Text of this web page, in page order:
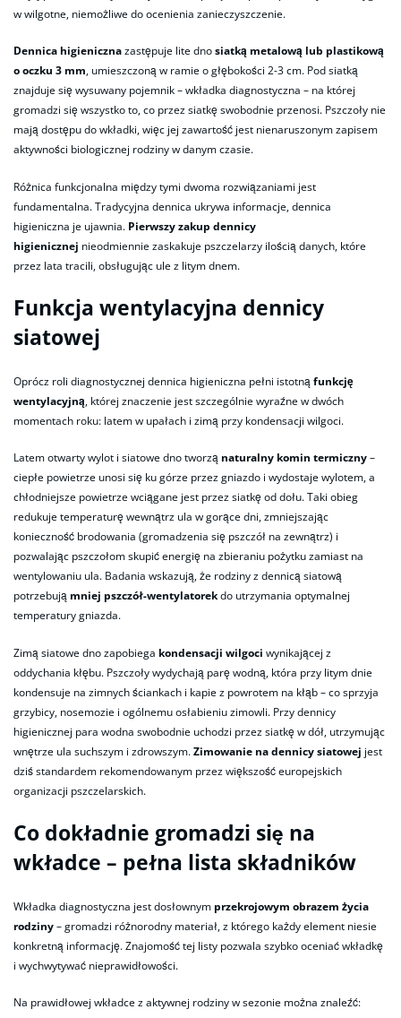
w wilgotne, niemożliwe do ocenienia zanieczyszczenie.
Dennica higienicznazastępuje lite dnosiatką metalową lub plastikową
o oczku 3 mm, umieszczoną w ramie o głębokości 2-3 cm. Pod siatką
znajduje się wysuwany pojemnik – wkładka diagnostyczna – na której
gromadzi się wszystko to, co przez siatkę swobodnie przenosi. Pszczoły nie
mają dostępu do wkładki, więc jej zawartość jest nienaruszonym zapisem
aktywności biologicznej rodziny w danym czasie.
Różnica funkcjonalna między tymi dwoma rozwiązaniami jest
fundamentalna. Tradycyjna dennica ukrywa informacje, dennica
higieniczna je ujawnia. Pierwszy zakup dennicy
higienicznej nieodmiennie zaskakuje pszczelarzy ilością danych, które
przez lata tracili, obsługując ule z litym dnem.
Funkcja wentylacyjna dennicy
siatowej
Oprócz roli diagnostycznej dennica higieniczna pełni istotnąfunkcję
wentylacyjną, której znaczenie jest szczególnie wyraźne w dwóch
momentach roku: latem w upałach i zimą przy kondensacji wilgoci.
Latem otwarty wylot i siatowe dno tworzą naturalny komin termiczny–
ciepłe powietrze unosi się ku górze przez gniazdo i wydostaje wylotem, a
chłodniejsze powietrze wciągane jest przez siatkę od dołu. Taki obieg
redukuje temperaturę wewnątrz ula w gorące dni, zmniejszając
konieczność brodowania (gromadzenia się pszczół na zewnątrz) i
pozwalając pszczołom skupić energię na zbieraniu pożytku zamiast na
wentylowaniu ula. Badania wskazują, że rodziny z dennicą siatową
potrzebują mniej pszczół-wentylatorekdo utrzymania optymalnej
temperatury gniazda.
Zimą siatowe dno zapobiega kondensacji wilgoci wynikającej z
oddychania kłębu. Pszczoły wydychają parę wodną, która przy litym dnie
kondensuje na zimnych ściankach i kapie z powrotem na kłąb – co sprzyja
grzybicy, nosemozie i ogólnemu osłabieniu zimowli. Przy dennicy
higienicznej para wodna swobodnie uchodzi przez siatkę w dół, utrzymując
wnętrze ula suchszym i zdrowszym.Zimowanie na dennicy siatowej jest
dziś standardem rekomendowanym przez większość europejskich
organizacji pszczelarskich.
Co dokładnie gromadzi się na
wkładce – pełna lista składników
Wkładka diagnostyczna jest dosłownym przekrojowym obrazem życia
rodziny– gromadzi różnorodny materiał, z którego każdy element niesie
konkretną informację. Znajomość tej listy pozwala szybko oceniać wkładkę
i wychwytywać nieprawidłowości.
Na prawidłowej wkładce z aktywnej rodziny w sezonie można znaleźć: